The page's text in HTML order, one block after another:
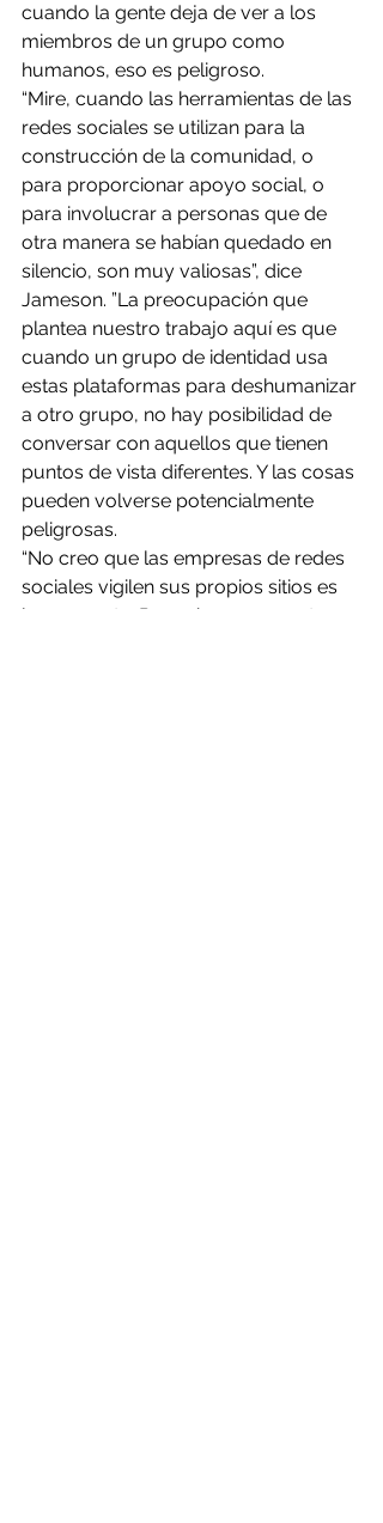
cuando la gente deja de ver a los
miembros de un grupo como
humanos, eso es peligroso.
“Mire, cuando las herramientas de las
redes sociales se utilizan para la
construcción de la comunidad, o
para proporcionar apoyo social, o
para involucrar a personas que de
otra manera se habían quedado en
silencio, son muy valiosas”, dice
Jameson. ”La preocupación que
plantea nuestro trabajo aquí es que
cuando un grupo de identidad usa
estas plataformas para deshumanizar
a otro grupo, no hay posibilidad de
conversar con aquellos que tienen
puntos de vista diferentes. Y las cosas
pueden volverse potencialmente
peligrosas.
“No creo que las empresas de redes
sociales vigilen sus propios sitios es
la respuesta. Pero sí creo que este